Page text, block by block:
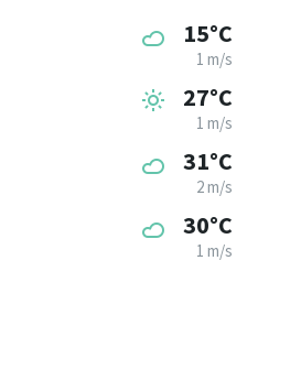
15°C
1 m/s
27°C
1 m/s
31°C
2 m/s
30°C
1 m/s